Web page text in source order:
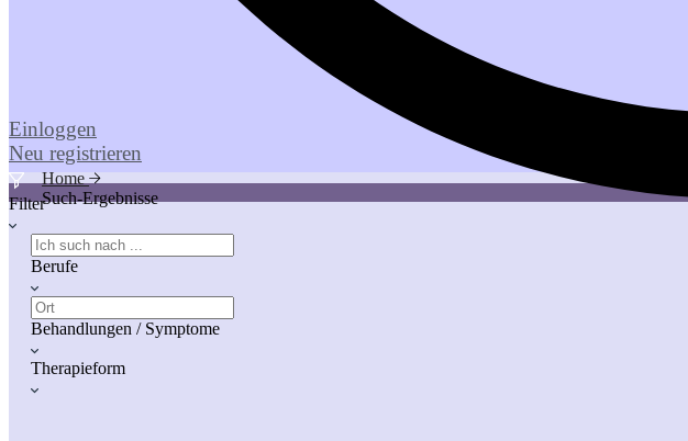
Einloggen
Neu registrieren
Home
Such-Ergebnisse
Filter
Berufe
Behandlungen / Symptome
Therapieform